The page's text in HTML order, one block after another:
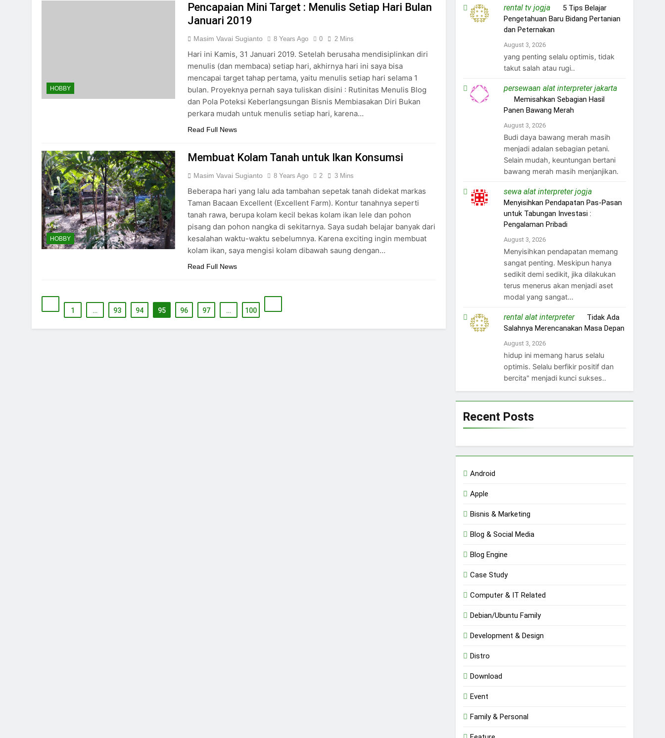
HOBBY
Pencapaian Mini Target : Menulis Setiap Hari Bulan
Januari 2019
Masim Vavai Sugianto 8 Years Ago 0 2 Mins
Hari ini Kamis, 31 Januari 2019. Setelah berusaha mendisiplinkan diri
menulis (dan membaca) setiap hari, akhirnya hari ini saya bisa
mencapai target tahap pertama, yaitu menulis setiap hari selama 1
bulan. Proyeknya pernah saya tuliskan disini : Rutinitas Menulis Blog
dan Pola Poteksi Keberlangsungan Bisnis Membiasakan Diri Bukan
perkara mudah untuk menulis setiap hari, karena…
Read Full News
HOBBY
Membuat Kolam Tanah untuk Ikan Konsumsi
Masim Vavai Sugianto 8 Years Ago 2 3 Mins
Beberapa hari yang lalu ada tambahan sepetak tanah didekat markas
Taman Bacaan Excellent (Excellent Farm). Kontur tanahnya seperti
tanah rawa, berupa kolam kecil bekas kolam ikan lele dan pohon
pisang dan pohon nangka di sekitarnya. Saya sudah belajar banyak dari
kesalahan waktu-waktu sebelumnya. Karena exciting ingin membuat
kolam ikan, saya mengisi kolam dibawah saung dengan…
Read Full News
1 … 93 94 95 96 97 … 100
rental tv jogjaon 5 Tips Belajar
Pengetahuan Baru Bidang Pertanian
dan Peternakan
August 3, 2026
yang penting selalu optimis, tidak
takut salah atau rugi..
persewaan alat interpreter jakarta
Memisahkan Sebagian Hasil
Panen Bawang Merah
August 3, 2026
Budi daya bawang merah masih
menjadi adalan sebagian petani.
Selain mudah, keuntungan bertani
bawang merah masih menjanjikan.
sewa alat interpreter jogjaon
Menyisihkan Pendapatan Pas-Pasan
untuk Tabungan Investasi :
Pengalaman Pribadi
August 3, 2026
Menyisihkan pendapatan memang
sangat penting. Meskipun hanya
sedikit demi sedikit, jika dilakukan
terus menerus akan menjadi aset
modal yang sangat…
rental alat interpreteron Tidak Ada
Salahnya Merencanakan Masa Depan
August 3, 2026
hidup ini memang harus selalu
optimis. Selalu berfikir positif dan
bercita" menjadi kunci sukses..
Recent Posts
Android
Apple
Bisnis & Marketing
Blog & Social Media
Blog Engine
Case Study
Computer & IT Related
Debian/Ubuntu Family
Development & Design
Distro
Download
Event
Family & Personal